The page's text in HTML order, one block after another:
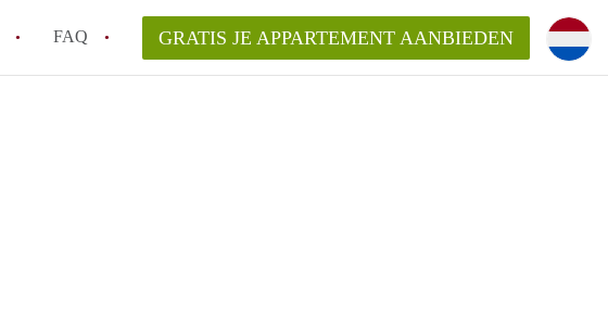
FAQ
van AppartementWageningen?
verantwoordelijk voor het aangeboden
in Wageningen?
GRATIS JE APPARTEMENT AANBIEDEN